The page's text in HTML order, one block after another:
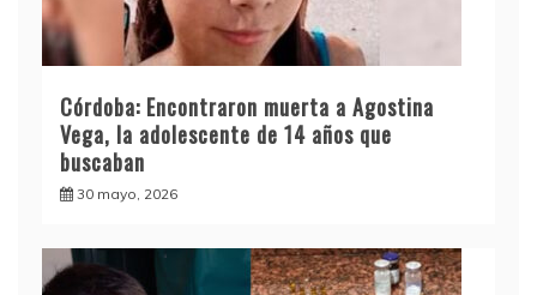
Córdoba: Encontraron muerta a Agostina
Vega, la adolescente de 14 años que
buscaban
30 mayo, 2026